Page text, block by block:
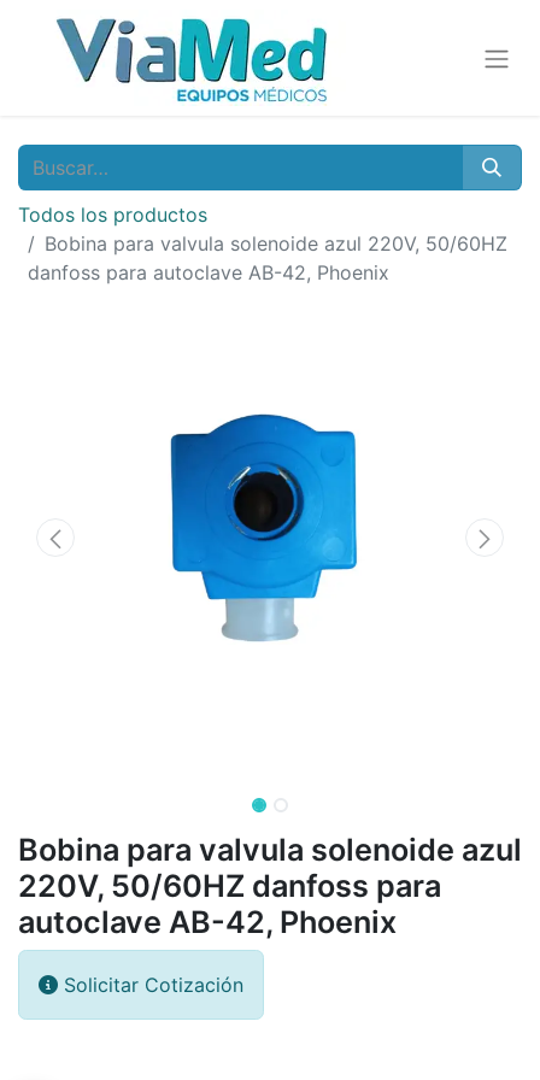
Todos los productos
Bobina para valvula solenoide azul 220V, 50/60HZ
danfoss para autoclave AB-42, Phoenix
Bobina para valvula solenoide azul
220V, 50/60HZ danfoss para
autoclave AB-42, Phoenix
Solicitar Cotización